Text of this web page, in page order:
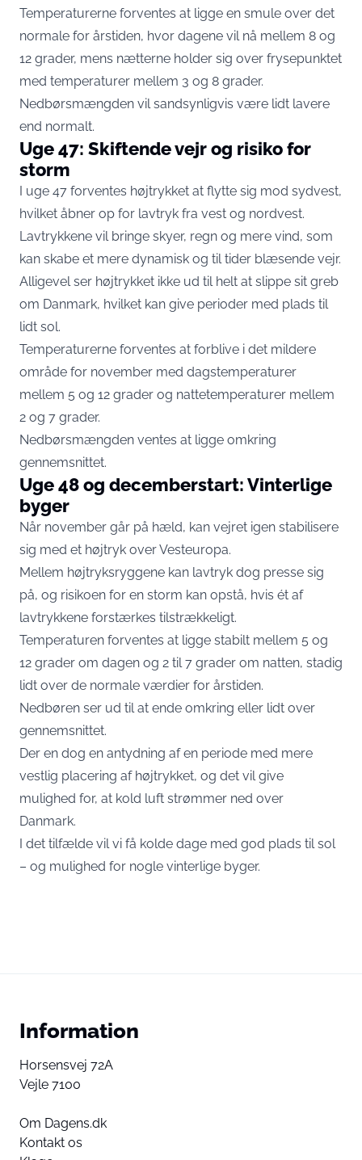
Temperaturerne forventes at ligge en smule over det
normale for årstiden, hvor dagene vil nå mellem 8 og
12 grader, mens nætterne holder sig over frysepunktet
med temperaturer mellem 3 og 8 grader.
Nedbørsmængden vil sandsynligvis være lidt lavere
end normalt.
Uge 47: Skiftende vejr og risiko for
storm
I uge 47 forventes højtrykket at flytte sig mod sydvest,
hvilket åbner op for lavtryk fra vest og nordvest.
Lavtrykkene vil bringe skyer, regn og mere vind, som
kan skabe et mere dynamisk og til tider blæsende vejr.
Alligevel ser højtrykket ikke ud til helt at slippe sit greb
om Danmark, hvilket kan give perioder med plads til
lidt sol.
Temperaturerne forventes at forblive i det mildere
område for november med dagstemperaturer
mellem 5 og 12 grader og nattetemperaturer mellem
2 og 7 grader.
Nedbørsmængden ventes at ligge omkring
gennemsnittet.
Uge 48 og decemberstart: Vinterlige
byger
Når november går på hæld, kan vejret igen stabilisere
sig med et højtryk over Vesteuropa.
Mellem højtryksryggene kan lavtryk dog presse sig
på, og risikoen for en storm kan opstå, hvis ét af
lavtrykkene forstærkes tilstrækkeligt.
Temperaturen forventes at ligge stabilt mellem 5 og
12 grader om dagen og 2 til 7 grader om natten, stadig
lidt over de normale værdier for årstiden.
Nedbøren ser ud til at ende omkring eller lidt over
gennemsnittet.
Der en dog en antydning af en periode med mere
vestlig placering af højtrykket, og det vil give
mulighed for, at kold luft strømmer ned over
Danmark.
I det tilfælde vil vi få kolde dage med god plads til sol
– og mulighed for nogle vinterlige byger.
Information
Horsensvej 72A
Vejle 7100
Om Dagens.dk
Kontakt os